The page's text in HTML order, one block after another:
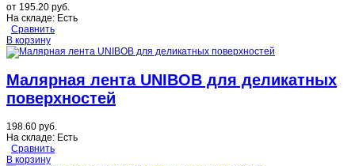
от 195.20 руб.
На складе: Есть
Сравнить
В корзину
Малярная лента UNIBOB для деликатных
поверхностей
198.60 руб.
На складе: Есть
Сравнить
В корзину